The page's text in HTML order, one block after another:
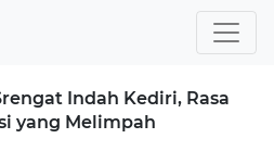
Indah Kediri, Rasa
yang Melimpah